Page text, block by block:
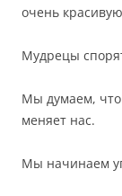
очень
Мудрецы
Мы думаем, что
меняет нас.
Мы начинаем